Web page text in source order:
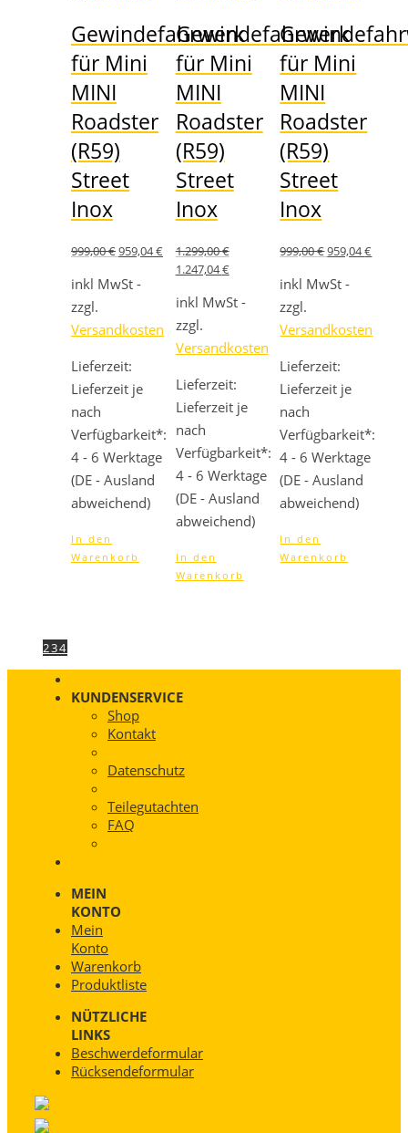
Gewindefahrwerk
für Mini
MINI
Roadster
(R59)
Street
Inox
999,00€Ursprünglicher
war:
959,04€Aktueller
Preis
ist:
959,04 €.
inkl MwSt -
zzgl.
Versandkosten
Lieferzeit:
Lieferzeit je
nach
Verfügbarkeit*:
4 - 6 Werktage
(DE - Ausland
abweichend)
In den
Warenkorb
Gewindefahrwerk
für Mini
MINI
Roadster
(R59)
Street
Inox
1.299,00€
Ursprünglicher
war:
1.299,00 €
1.247,04€Aktueller
ist:
1.247,04 €.
inkl MwSt -
zzgl.
Versandkosten
Lieferzeit:
Lieferzeit je
nach
Verfügbarkeit*:
4 - 6 Werktage
(DE - Ausland
abweichend)
In den
Warenkorb
für Mini
MINI
Roadster
(R59)
Street
Inox
999,00€Ursprünglicher
war:
959,04€
inkl MwSt -
zzgl.
Versandkosten
Lieferzeit:
Lieferzeit je
nach
Verfügbarkeit*:
4 - 6 Werktage
(DE - Ausland
abweichend)
In den
Warenkorb
234
KUNDENSERVICE
Shop
Kontakt
Datenschutz
Teilegutachten
FAQ
MEIN
KONTO
Mein
Konto
Warenkorb
Produktliste
NÜTZLICHE
LINKS
Beschwerdeformular
Rücksendeformular